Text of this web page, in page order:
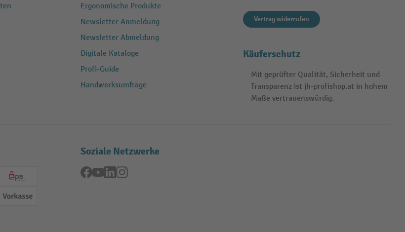
Ergonomische Produkte
Newsletter Anmeldung
Newsletter Abmeldung
Digitale Kataloge
Profi-Guide
Handwerksumfrage
Vertrag widerrufen
Käuferschutz
Mit geprüfter Qualität, Sicherheit und
Transparenz ist jh-profishop.at in hohem
Maße vertrauenswürdig.
(Visa)
EPS
Vorkasse
Soziale Netzwerke
Facebook
YouTubeLinkedInInstagram